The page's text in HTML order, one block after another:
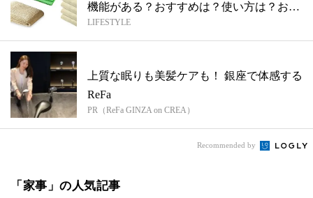
機能がある？おすすめは？使い方は？お手
入れ...
LIFESTYLE
上質な眠りも美髪ケアも！ 銀座で体感する
ReFa
PR（ReFa GINZA on CREA）
Recommended by
「家事」の人気記事